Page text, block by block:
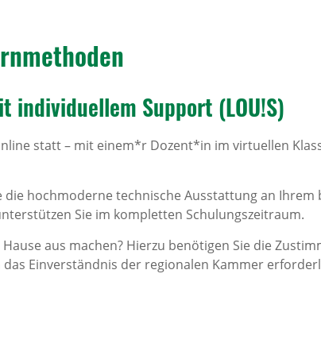
Support (LOU!S)
statt – mit einem*r Dozent*in im virtuellen
die hochmoderne technische Ausstattung an Ihrem
Sie im kompletten Schulungszeitraum.
aus machen? Hierzu benötigen Sie die
Einverständnis der regionalen Kammer